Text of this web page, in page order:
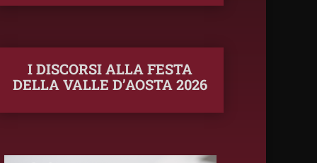
I DISCORSI ALLA FESTA
DELLA VALLE D’AOSTA 2026